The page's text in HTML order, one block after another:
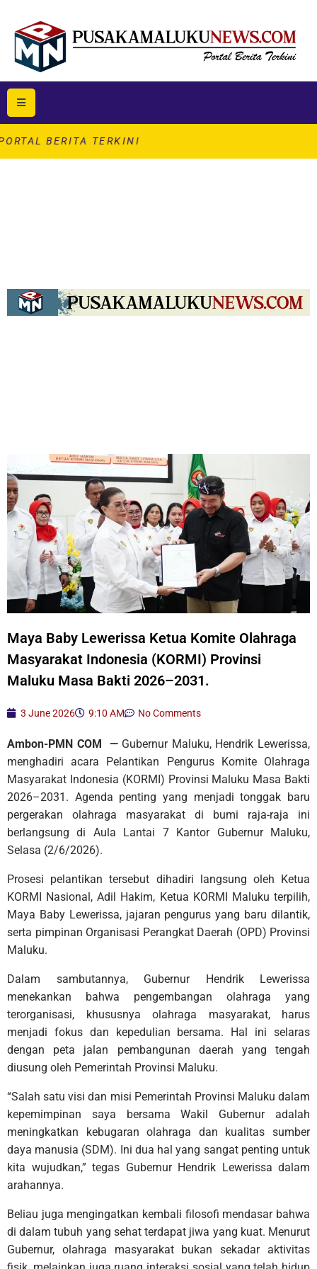
TERKINI
Maya Baby Lewerissa Ketua Komite Olahraga
Masyarakat Indonesia (KORMI) Provinsi
Maluku Masa Bakti 2026–2031.
3 June 2026 9:10 AM No Comments
Ambon-PMN COM —Gubernur Maluku, Hendrik Lewerissa,
menghadiri acara Pelantikan Pengurus Komite Olahraga
Masyarakat Indonesia (KORMI) Provinsi Maluku Masa Bakti
2026–2031. Agenda penting yang menjadi tonggak baru
pergerakan olahraga masyarakat di bumi raja-raja ini
berlangsung di Aula Lantai 7 Kantor Gubernur Maluku,
Selasa (2/6/2026).
Prosesi pelantikan tersebut dihadiri langsung oleh Ketua
KORMI Nasional, Adil Hakim, Ketua KORMI Maluku terpilih,
Maya Baby Lewerissa, jajaran pengurus yang baru dilantik,
serta pimpinan Organisasi Perangkat Daerah (OPD) Provinsi
Maluku.
Dalam sambutannya, Gubernur Hendrik Lewerissa
menekankan bahwa pengembangan olahraga yang
terorganisasi, khususnya olahraga masyarakat, harus
menjadi fokus dan kepedulian bersama. Hal ini selaras
dengan peta jalan pembangunan daerah yang tengah
diusung oleh Pemerintah Provinsi Maluku.
“Salah satu visi dan misi Pemerintah Provinsi Maluku dalam
kepemimpinan saya bersama Wakil Gubernur adalah
meningkatkan kebugaran olahraga dan kualitas sumber
daya manusia (SDM). Ini dua hal yang sangat penting untuk
kita wujudkan,” tegas Gubernur Hendrik Lewerissa dalam
arahannya.
Beliau juga mengingatkan kembali filosofi mendasar bahwa
di dalam tubuh yang sehat terdapat jiwa yang kuat. Menurut
Gubernur, olahraga masyarakat bukan sekadar aktivitas